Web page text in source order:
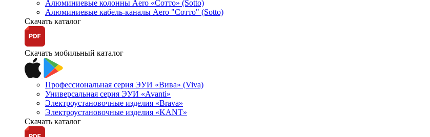
Алюминиевые колонны Aero «Сотто» (Sotto)
Алюминиевые кабель-каналы Aero "Сотто" (Sotto)
Скачать каталог
Скачать мобильный каталог
Профессиональная серия ЭУИ «Вива» (Viva)
Универсальная серия ЭУИ «Avanti»
Электроустановочные изделия «Brava»
Электроустановочные изделия «KANT»
Скачать каталог